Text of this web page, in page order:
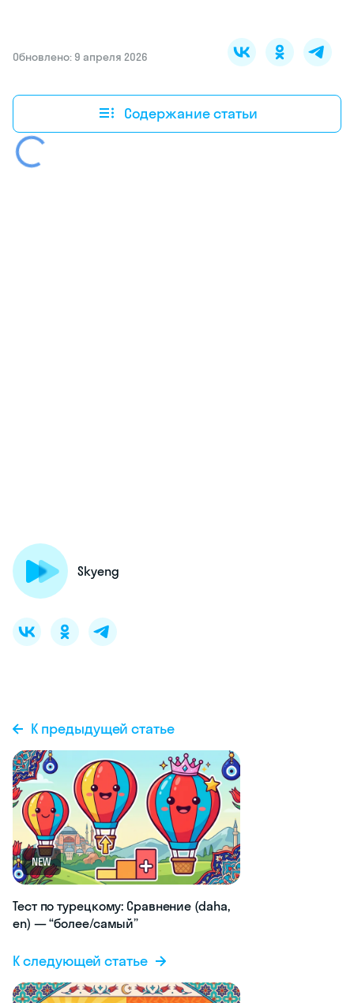
Обновлено: 9 апреля 2026
Содержание статьи
Skyeng
К предыдущей статье
NEW
Тест по турецкому: Сравнение (daha,
en) — “более/самый”
К следующей статье